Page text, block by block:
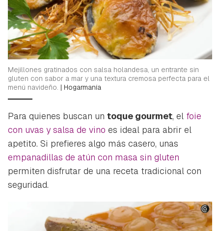
Mejillones gratinados con salsa holandesa, un entrante sin
gluten con sabor a mar y una textura cremosa perfecta para el
menú navideño. | Hogarmanía
Para quienes buscan un toque gourmet, el foie
con uvas y salsa de vino es ideal para abrir el
apetito. Si prefieres algo más casero, unas
empanadillas de atún con masa sin gluten
permiten disfrutar de una receta tradicional con
seguridad.